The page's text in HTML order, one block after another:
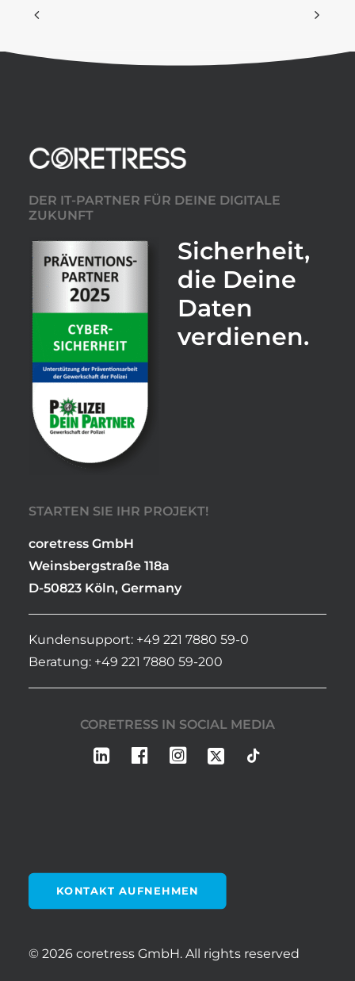
DER IT-PARTNER FÜR DEINE DIGITALE
ZUKUNFT
Sicherheit,
die Deine
Daten
verdienen.
STARTEN SIE IHR PROJEKT!
coretress GmbH
Weinsbergstraße 118a
D-50823 Köln, Germany
Kundensupport: +49 221 7880 59-0
Beratung: +49 221 7880 59-200
CORETRESS IN SOCIAL MEDIA
KONTAKT AUFNEHMEN
© 2026 coretress GmbH. All rights reserved